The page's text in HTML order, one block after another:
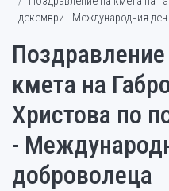
декември - Международния
кмета на
Христова по
-
доброволеца